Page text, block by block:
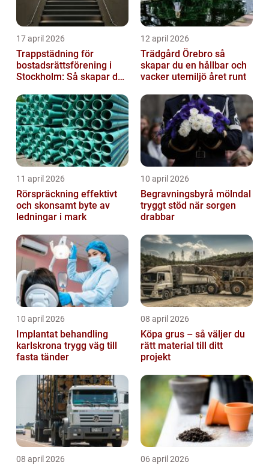
17 april 2026
Trappstädning för
bostadsrättsförening i
Stockholm: Så skapar du
trapphus...
12 april 2026
Trädgård Örebro så
skapar du en hållbar och
vacker utemiljö året runt
11 april 2026
Rörspräckning effektivt
och skonsamt byte av
ledningar i mark
10 april 2026
Begravningsbyrå mölndal
tryggt stöd när sorgen
drabbar
10 april 2026
Implantat behandling
karlskrona trygg väg till
fasta tänder
08 april 2026
Köpa grus – så väljer du
rätt material till ditt
projekt
08 april 2026 06 april 2026